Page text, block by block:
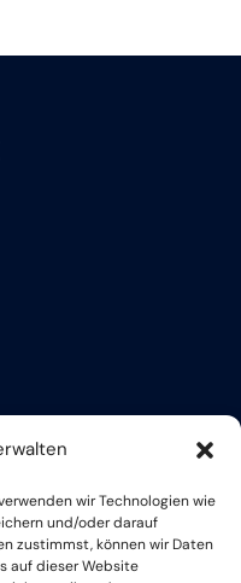
wir Technologien wie
und/oder darauf
zustimmst, können wir Daten
auf dieser Website